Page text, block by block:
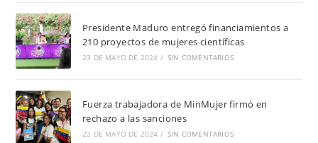
Presidente Maduro entregó financiamientos a
210 proyectos de mujeres científicas
23 DE MAYO DE 2024 / SIN COMENTARIOS
Fuerza trabajadora de MinMujer firmó en
rechazo a las sanciones
22 DE MAYO DE 2024 / SIN COMENTARIOS